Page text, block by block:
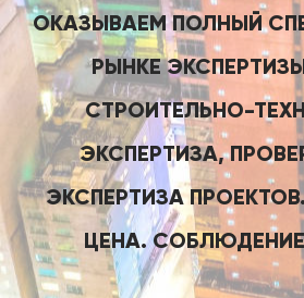
ОКАЗЫВАЕМ ПОЛНЫЙ
РЫНКЕ ЭКСПЕРТИЗЫ
СТРОИТЕЛЬНО-
ЭКСПЕРТИЗА,
ЭКСПЕРТИЗА
ЦЕНА.